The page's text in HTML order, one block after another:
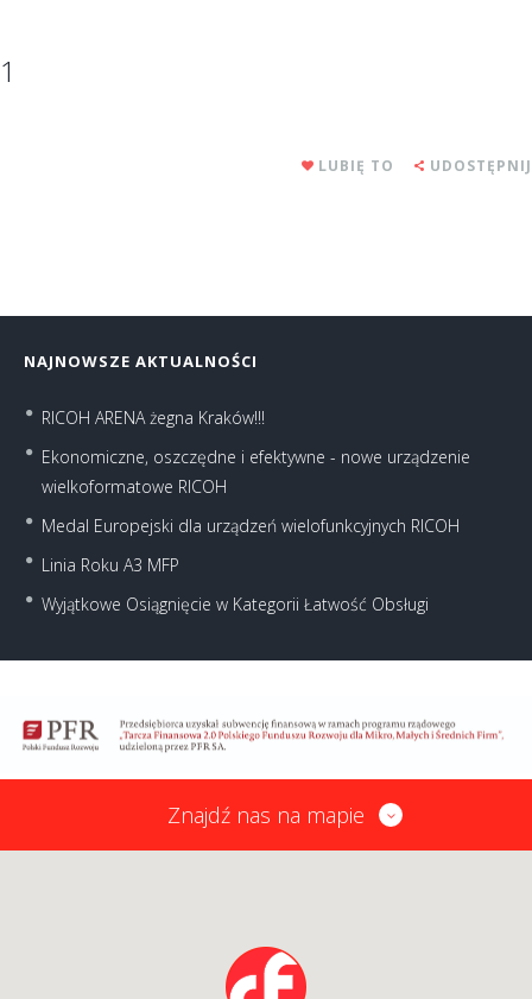
1
LUBIĘ TO UDOSTĘPNIJ
NAJNOWSZE AKTUALNOŚCI
RICOH ARENA żegna Kraków!!!
Ekonomiczne, oszczędne i efektywne - nowe urządzenie
wielkoformatowe RICOH
Medal Europejski dla urządzeń wielofunkcyjnych RICOH
Linia Roku A3 MFP
Wyjątkowe Osiągnięcie w Kategorii Łatwość Obsługi
Znajdź nas na mapie